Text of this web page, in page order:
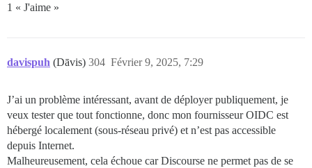
1 « J'aime »
davispuh (Dāvis) Février 9, 2025, 7:29
304
J’ai un problème intéressant, avant de déployer publiquement, je
veux tester que tout fonctionne, donc mon fournisseur OIDC est
hébergé localement (sous-réseau privé) et n’est pas accessible
depuis Internet.
Malheureusement, cela échoue car Discourse ne permet pas de se